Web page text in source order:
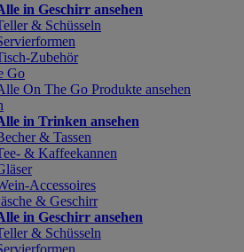
in Geschirr ansehen
& Schüsseln
Zubehör
Go
On The Go Produkte ansehen
in Trinken ansehen
& Tassen
& Kaffeekannen
Accessoires
& Geschirr
in Geschirr ansehen
& Schüsseln